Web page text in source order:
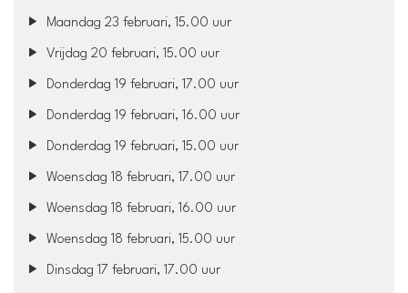
Maandag 23 februari, 15.00 uur
Vrijdag 20 februari, 15.00 uur
Donderdag 19 februari, 17.00 uur
Donderdag 19 februari, 16.00 uur
Donderdag 19 februari, 15.00 uur
Woensdag 18 februari, 17.00 uur
Woensdag 18 februari, 16.00 uur
Woensdag 18 februari, 15.00 uur
Dinsdag 17 februari, 17.00 uur